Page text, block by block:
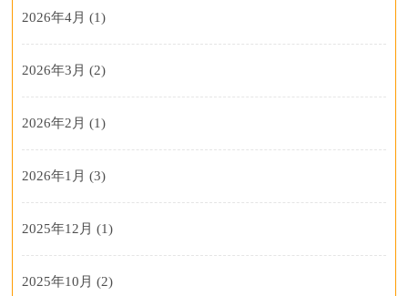
2026年4月 (1)
2026年3月 (2)
2026年2月 (1)
2026年1月 (3)
2025年12月 (1)
2025年10月 (2)